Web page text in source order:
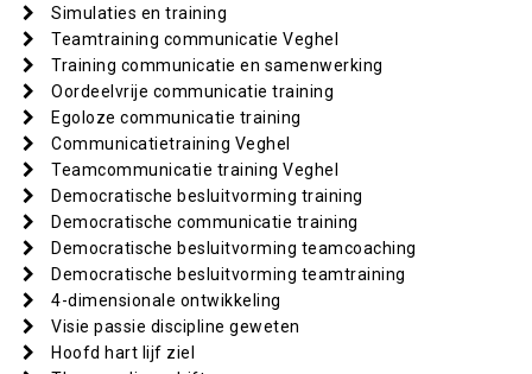
Simulaties en training
Teamtraining communicatie Veghel
Training communicatie en samenwerking
Oordeelvrije communicatie training
Egoloze communicatie training
Communicatietraining Veghel
Teamcommunicatie training Veghel
Democratische besluitvorming training
Democratische communicatie training
Democratische besluitvorming teamcoaching
Democratische besluitvorming teamtraining
4-dimensionale ontwikkeling
Visie passie discipline geweten
Hoofd hart lijf ziel